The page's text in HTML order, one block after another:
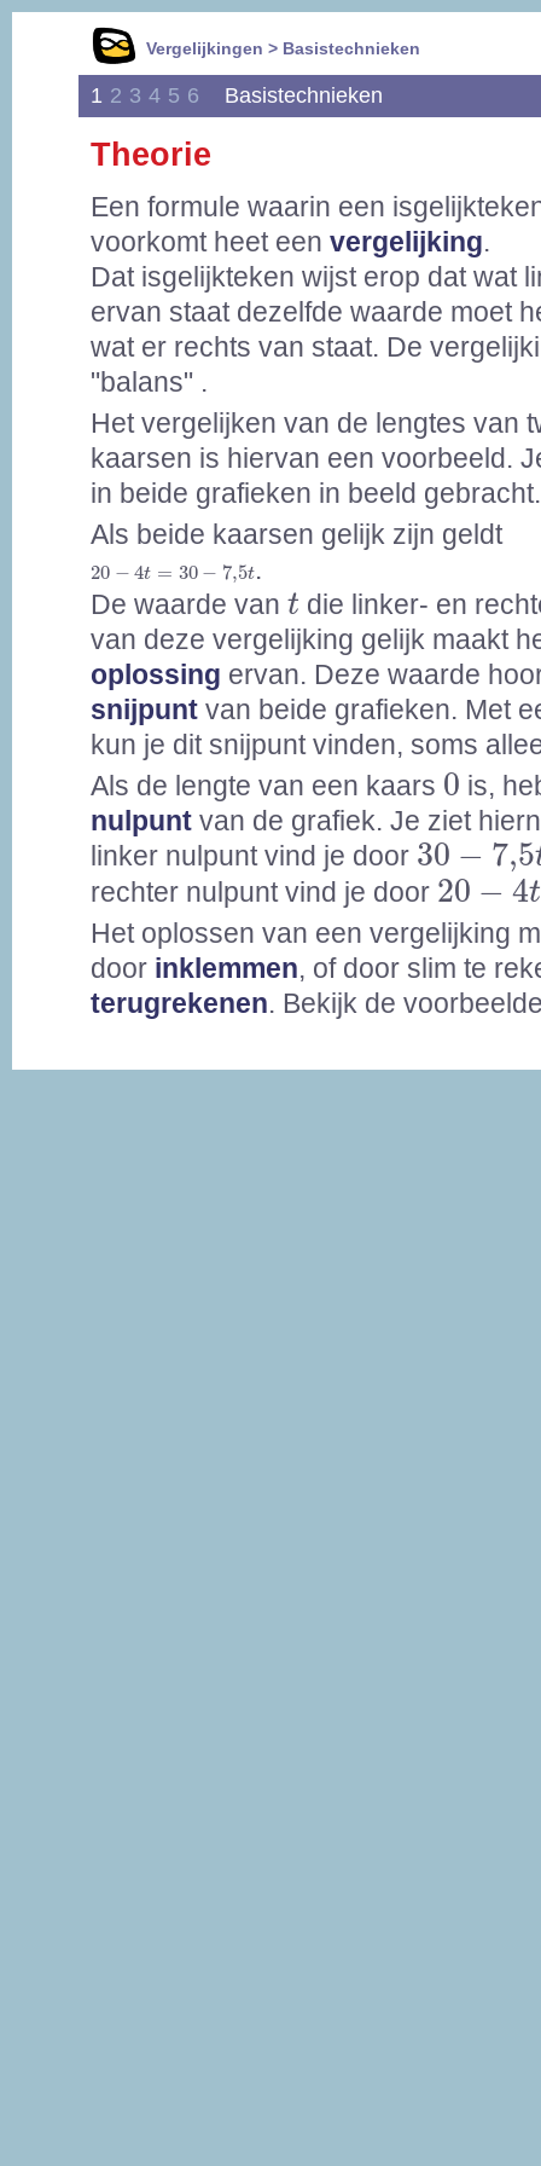
Vergelijkingen > Basistechnieken
1 2 3 4 5 6 Basistechnieken
Theorie
Een formule waarin een
voorkomt heet een vergelijking.
Dat isgelijkteken wijst erop dat wat
ervan staat dezelfde waarde moet
wat er rechts van staat. De
"balans" .
Het vergelijken van de lengtes van
kaarsen is hiervan een voorbeeld.
in beide grafieken in beeld gebracht.
Als beide kaarsen gelijk zijn geldt
20 − 4t = 30 − 7,5t
20 =30 7,5
.
De waarde van t
t die linker- en
van deze vergelijking gelijk maakt
oplossing ervan. Deze waarde
snijpunt van beide grafieken. Met
kun je dit snijpunt vinden, soms
Als de lengte van een kaars 0
0 is,
nulpunt van de grafiek. Je ziet
linker nulpunt vind je door 30 − 7,5
30-7,5t
rechter nulpunt vind je door 20 − 4t
20 4 t=
Het oplossen van een vergelijking
door inklemmen, of door slim te
terugrekenen. Bekijk de